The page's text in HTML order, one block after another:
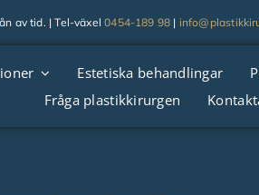
av tid. | Tel-växel0454-189 98 |
Estetiska behandlingar
Fråga plastikkirurgen